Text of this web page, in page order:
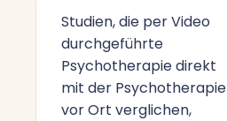
Studien, die per Video
durchgeführte
Psychotherapie direkt
mit der Psychotherapie
vor Ort verglichen,